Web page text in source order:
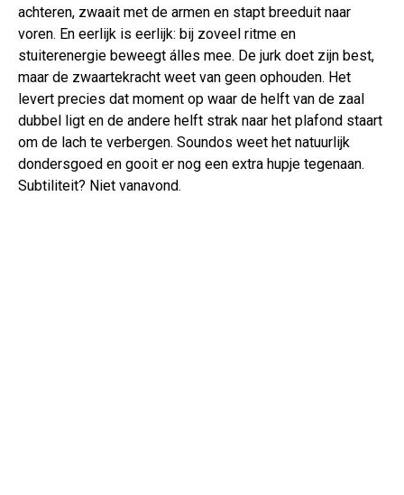
achteren, zwaait met de armen en stapt breeduit naar
voren. En eerlijk is eerlijk: bij zoveel ritme en
stuiterenergie beweegt álles mee. De jurk doet zijn best,
maar de zwaartekracht weet van geen ophouden. Het
levert precies dat moment op waar de helft van de zaal
dubbel ligt en de andere helft strak naar het plafond staart
om de lach te verbergen. Soundos weet het natuurlijk
dondersgoed en gooit er nog een extra hupje tegenaan.
Subtiliteit? Niet vanavond.